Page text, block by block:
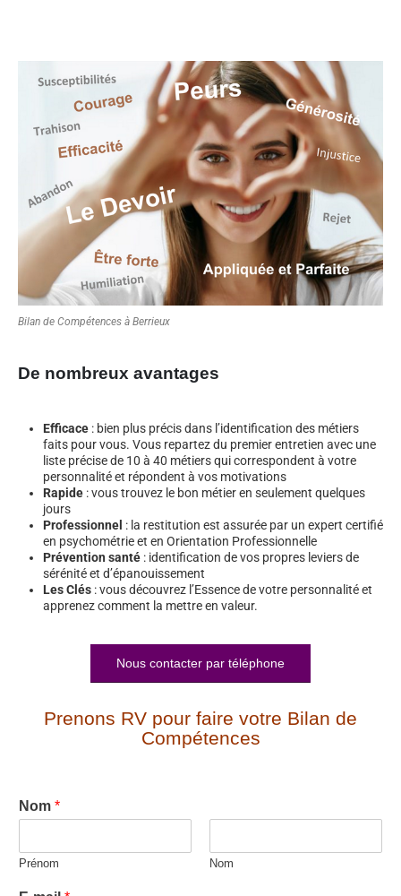
Bilan de Compétences à Berrieux
De nombreux avantages
Efficace : bien plus précis dans l’identification des métiers
faits pour vous. Vous repartez du premier entretien avec une
liste précise de 10 à 40 métiers qui correspondent à votre
personnalité et répondent à vos motivations
Rapide : vous trouvez le bon métier en seulement quelques
jours
Professionnel : la restitution est assurée par un expert certifié
en psychométrie et en Orientation Professionnelle
Prévention santé : identification de vos propres leviers de
sérénité et d’épanouissement
Les Clés : vous découvrez l’Essence de votre personnalité et
apprenez comment la mettre en valeur.
Nous contacter par téléphone
Prenons RV pour faire votre Bilan de
Compétences
Nom *
Prénom Nom